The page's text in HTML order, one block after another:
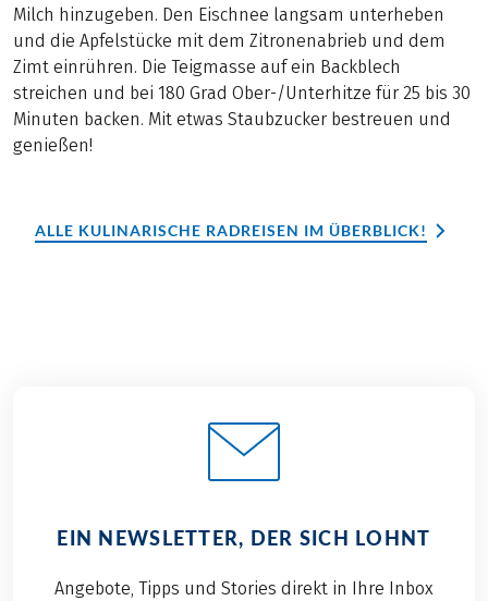
Milch hinzugeben. Den Eischnee langsam unterheben
und die Apfelstücke mit dem Zitronenabrieb und dem
Zimt einrühren. Die Teigmasse auf ein Backblech
streichen und bei 180 Grad Ober-/Unterhitze für 25 bis 30
Minuten backen. Mit etwas Staubzucker bestreuen und
genießen!
ALLE KULINARISCHE RADREISEN IM ÜBERBLICK!
EIN NEWSLETTER, DER SICH LOHNT
Angebote, Tipps und Stories direkt in Ihre Inbox